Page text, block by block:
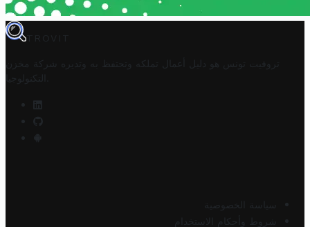
TROVIT
تروفيت تونس هو دليل أعمال تملكه وتحتفظ به وتديره
شركة مخزن
التكنولوجيا
سياسة الخصوصية
شروط وأحكام الاستخدام